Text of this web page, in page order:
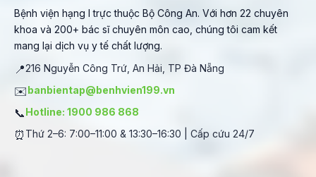
Bệnh viện hạng I trực thuộc Bộ Công An. Với hơn 22 chuyên
khoa và 200+ bác sĩ chuyên môn cao, chúng tôi cam kết
mang lại dịch vụ y tế chất lượng.
📍216 Nguyễn Công Trứ, An Hải, TP Đà Nẵng
✉️banbientap@benhvien199.vn
📞Hotline: 1900 986 868
⏰ Thứ 2–6: 7:00–11:00 & 13:30–16:30 | Cấp cứu 24/7